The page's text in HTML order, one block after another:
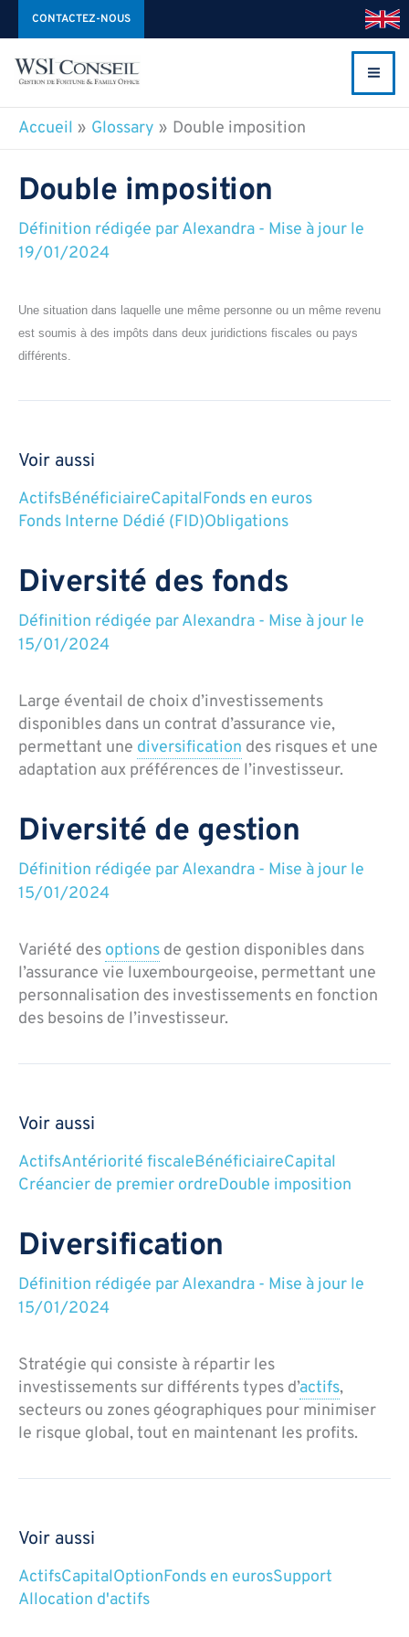
Aller
au
contenu
CONTACTEZ-NOUS
Accueil Glossary Double imposition
Double imposition
Définition rédigée parAlexandra - Mise à jour le
19/01/2024
Une situation dans laquelle une même personne ou un même revenu
est soumis à des impôts dans deux juridictions fiscales ou pays
différents.
Voir aussi
ActifsBénéficiaireCapitalFonds en euros
Fonds Interne Dédié (FID)Obligations
Diversité des fonds
Définition rédigée parAlexandra - Mise à jour le
15/01/2024
Large éventail de choix d’investissements
disponibles dans un contrat d’assurance vie,
permettant une diversification des risques et une
adaptation aux préférences de l’investisseur.
Diversité de gestion
Définition rédigée parAlexandra - Mise à jour le
15/01/2024
Variété des options de gestion disponibles dans
l’assurance vie luxembourgeoise, permettant une
personnalisation des investissements en fonction
des besoins de l’investisseur.
Voir aussi
ActifsAntériorité fiscaleBénéficiaireCapital
Créancier de premier ordreDouble imposition
Diversification
Définition rédigée parAlexandra - Mise à jour le
15/01/2024
Stratégie qui consiste à répartir les
investissements sur différents types d’actifs,
secteurs ou zones géographiques pour minimiser
le risque global, tout en maintenant les profits.
Voir aussi
ActifsCapitalOptionFonds en eurosSupport
Allocation d'actifs